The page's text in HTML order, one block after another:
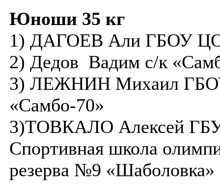
Юноши 35 кг
1) ДАГОЕВ Али ГБОУ ЦО
2) Дедов Вадим с/к
3) ЛЕЖНИН Михаил
«Самбо-70»
3)ТОВКАЛО Алексей
Спортивная школа
резерва №9 «Шаболовка»